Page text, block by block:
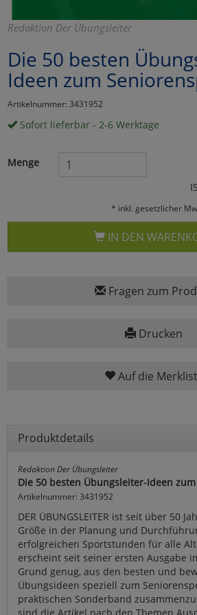
Redaktion Der Übungsleiter
Die 50 besten
Ideen zum
Artikelnummer: 3431952
Sofort lieferbar - 2-6 Werktage
Menge
* inkl. gesetzlicher
IN DEN
Fragen zum
Drucken
Auf die
Produktdetails
Redaktion Der Übungsleiter
Die 50 besten Übungsleiter-Ideen
Artikelnummer: 3431952
DER ÜBUNGSLEITER ist seit über 50
Größe in der Planung und
erfolgreichen Sportstunden für alle
erscheint seit seiner ersten Ausgabe
Grund genug, aus den besten und
Übungsideen speziell zum
praktischen Sonderband
Marketing
Umfragetools
zurück
zu